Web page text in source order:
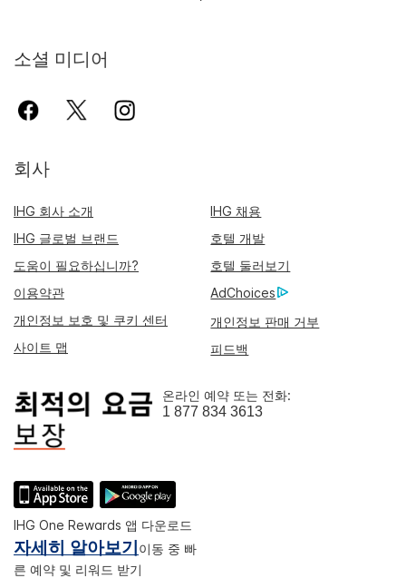
소셜 미디어
회사
IHG 회사 소개
IHG 채용
IHG 글로벌 브랜드
호텔 개발
도움이 필요하십니까?
호텔 둘러보기
이용약관
AdChoices
개인정보 보호 및 쿠키 센터
개인정보 판매 거부
사이트 맵
피드백
온라인 예약 또는 전화:
1 877 834 3613
IHG One Rewards 앱 다운로드
자세히 알아보기 이동 중 빠
른 예약 및 리워드 받기